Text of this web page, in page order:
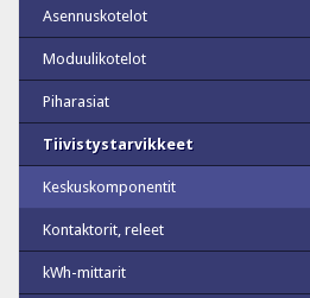
Asennuskotelot
Moduulikotelot
Piharasiat
Tiivistystarvikkeet
Keskuskomponentit
Kontaktorit, releet
kWh-mittarit